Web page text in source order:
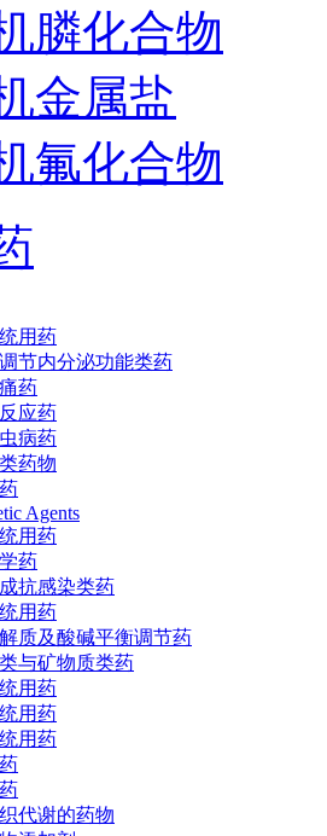
膦化合物
金属盐
氟化合物
用药
节内分泌功能类药
药
应药
病药
药物
Agents
用药
药
抗感染类药
用药
质及酸碱平衡调节药
与矿物质类药
用药
用药
用药
代谢的药物